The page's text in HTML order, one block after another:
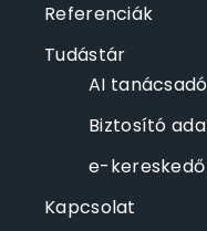
Referenciák
Tudástár
AI tanácsadó
Biztosító
e-
Kapcsolat